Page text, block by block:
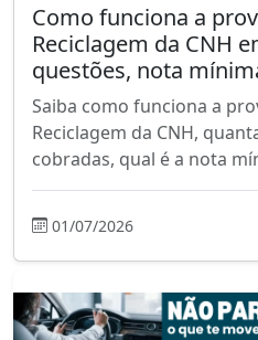
Como funciona a
Reciclagem da CNH
questões, nota
Saiba como funciona a
Reciclagem da CNH,
cobradas, qual é a nota
01/07/2026